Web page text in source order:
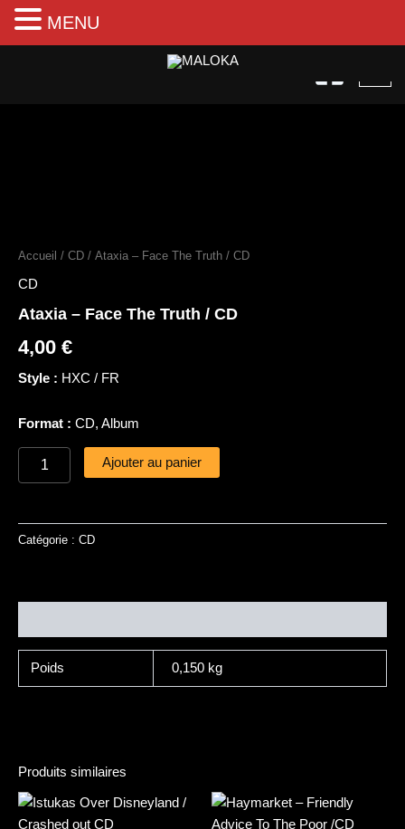
Aller
Accueil / CD / Ataxia – Face The Truth / CD
CD
Ataxia – Face The Truth / CD
4,00 €
Style : HXC / FR
Format : CD, Album
–
Face
Truth
CD
Ajouter au panier
Catégorie : CD
Poids 0,150 kg
Produits similaires
MENU